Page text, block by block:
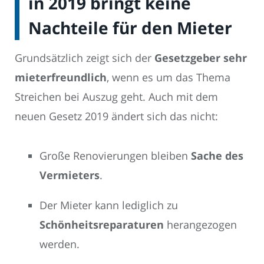
Nachteile für den Mieter
Grundsätzlich zeigt sich der Gesetzgeber sehr
mieterfreundlich, wenn es um das Thema
Streichen bei Auszug geht. Auch mit dem
neuen Gesetz 2019 ändert sich das nicht:
Große Renovierungen bleiben Sache des
Vermieters.
Der Mieter kann lediglich zu
Schönheitsreparaturen herangezogen
werden.